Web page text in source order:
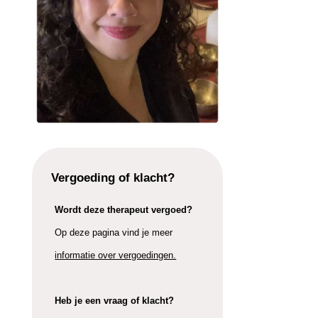
Vergoeding of klacht?
Wordt deze therapeut vergoed?
Op deze pagina vind je meer
informatie over vergoedingen.
Heb je een vraag of klacht?